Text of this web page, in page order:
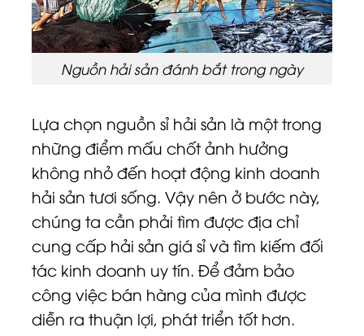
Nguồn hải sản đánh bắt trong ngày
Lựa chọn nguồn sỉ hải sản là một trong
những điểm mấu chốt ảnh hưởng
không nhỏ đến hoạt động kinh doanh
hải sản tươi sống. Vậy nên ở bước này,
chúng ta cần phải tìm được địa chỉ
cung cấp hải sản giá sỉ và tìm kiếm đối
tác kinh doanh uy tín. Để đảm bảo
công việc bán hàng của mình được
diễn ra thuận lợi, phát triển tốt hơn.